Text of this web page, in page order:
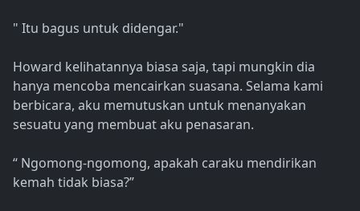
" Itu bagus untuk didengar."
Howard kelihatannya biasa saja, tapi mungkin dia
hanya mencoba mencairkan suasana. Selama kami
berbicara, aku memutuskan untuk menanyakan
sesuatu yang membuat aku penasaran.
“ Ngomong-ngomong, apakah caraku mendirikan
kemah tidak biasa?”